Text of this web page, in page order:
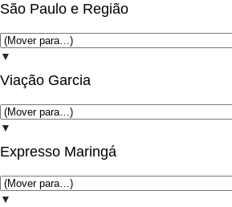
São Paulo e Região
▼
Viação Garcia
▼
Expresso Maringá
▼